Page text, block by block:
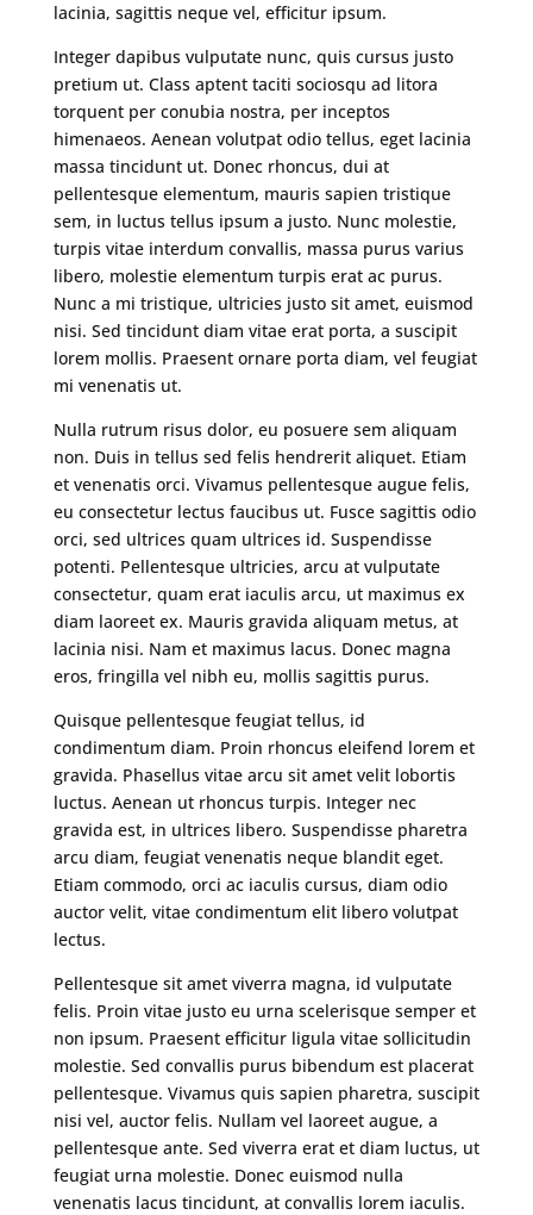
lacinia, sagittis neque vel, efficitur ipsum.
Integer dapibus vulputate nunc, quis cursus justo
pretium ut. Class aptent taciti sociosqu ad litora
torquent per conubia nostra, per inceptos
himenaeos. Aenean volutpat odio tellus, eget lacinia
massa tincidunt ut. Donec rhoncus, dui at
pellentesque elementum, mauris sapien tristique
sem, in luctus tellus ipsum a justo. Nunc molestie,
turpis vitae interdum convallis, massa purus varius
libero, molestie elementum turpis erat ac purus.
Nunc a mi tristique, ultricies justo sit amet, euismod
nisi. Sed tincidunt diam vitae erat porta, a suscipit
lorem mollis. Praesent ornare porta diam, vel feugiat
mi venenatis ut.
Nulla rutrum risus dolor, eu posuere sem aliquam
non. Duis in tellus sed felis hendrerit aliquet. Etiam
et venenatis orci. Vivamus pellentesque augue felis,
eu consectetur lectus faucibus ut. Fusce sagittis odio
orci, sed ultrices quam ultrices id. Suspendisse
potenti. Pellentesque ultricies, arcu at vulputate
consectetur, quam erat iaculis arcu, ut maximus ex
diam laoreet ex. Mauris gravida aliquam metus, at
lacinia nisi. Nam et maximus lacus. Donec magna
eros, fringilla vel nibh eu, mollis sagittis purus.
Quisque pellentesque feugiat tellus, id
condimentum diam. Proin rhoncus eleifend lorem et
gravida. Phasellus vitae arcu sit amet velit lobortis
luctus. Aenean ut rhoncus turpis. Integer nec
gravida est, in ultrices libero. Suspendisse pharetra
arcu diam, feugiat venenatis neque blandit eget.
Etiam commodo, orci ac iaculis cursus, diam odio
auctor velit, vitae condimentum elit libero volutpat
lectus.
Pellentesque sit amet viverra magna, id vulputate
felis. Proin vitae justo eu urna scelerisque semper et
non ipsum. Praesent efficitur ligula vitae sollicitudin
molestie. Sed convallis purus bibendum est placerat
pellentesque. Vivamus quis sapien pharetra, suscipit
nisi vel, auctor felis. Nullam vel laoreet augue, a
pellentesque ante. Sed viverra erat et diam luctus, ut
feugiat urna molestie. Donec euismod nulla
venenatis lacus tincidunt, at convallis lorem iaculis.